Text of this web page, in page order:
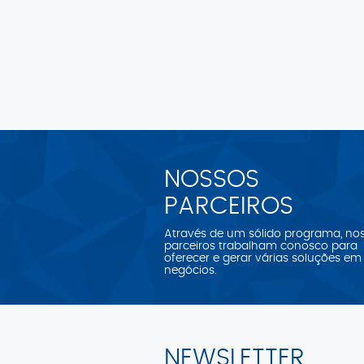
NOSSOS
PARCEIROS
Através de um sólido programa,
parceiros trabalham conosco para
oferecer e gerar várias soluções em
negócios.
NEWSLETTER